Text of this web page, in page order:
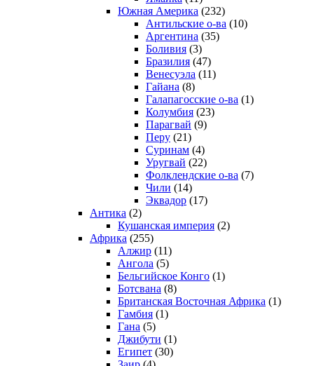
Южная Америка (232)
Антильские о-ва (10)
Аргентина (35)
Боливия (3)
Бразилия (47)
Венесуэла (11)
Гайана (8)
Галапагосские о-ва (1)
Колумбия (23)
Парагвай (9)
Перу (21)
Суринам (4)
Уругвай (22)
Фолклендские о-ва (7)
Чили (14)
Эквадор (17)
Антика (2)
Кушанская империя (2)
Африка (255)
Алжир (11)
Ангола (5)
Бельгийское Конго (1)
Ботсвана (8)
Британская Восточная Африка (1)
Гамбия (1)
Гана (5)
Джибути (1)
Египет (30)